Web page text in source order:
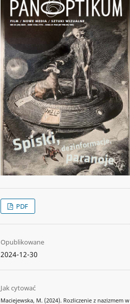
PDF
Opublikowane
2024-12-30
Jak cytować
Maciejewska, M. (2024). Rozliczenie z nazizmem w